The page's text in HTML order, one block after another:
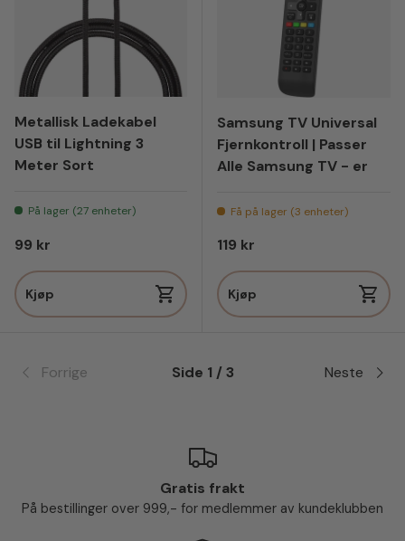
Metallisk Ladekabel
USB til Lightning 3
Meter Sort
På lager (27 enheter)
Vanlig pris
99 kr
Kjøp
Samsung TV Universal
Fjernkontroll | Passer
Alle Samsung TV - er
Få på lager (3 enheter)
Vanlig pris
119 kr
Kjøp
Forrige Side 1 / 3 Neste
Gratis frakt
På bestillinger over 999,- for medlemmer av kundeklubben